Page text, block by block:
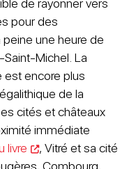
de rayonner vers
pour des
peine une heure de
Michel. La
est encore plus
de la
cités et châteaux
immédiate
livre
, Vitré et sa cité
Combourg,